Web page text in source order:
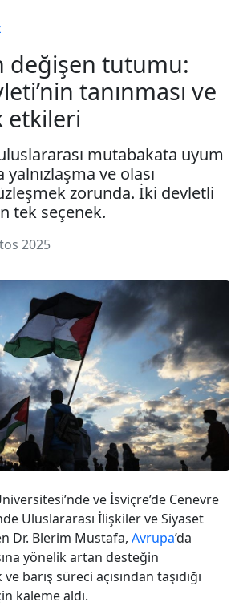
değişen tutumu:
tanınması ve
etkileri
mutabakata uyum
ve olası
zorunda. İki devletli
tek seçenek.
2025
ve İsviçre’de Cenevre
Uluslararası İlişkiler ve Siyaset
Dr. Blerim Mustafa, Avrupa’da
yönelik artan desteğin
barış süreci açısından taşıdığı
kaleme aldı.